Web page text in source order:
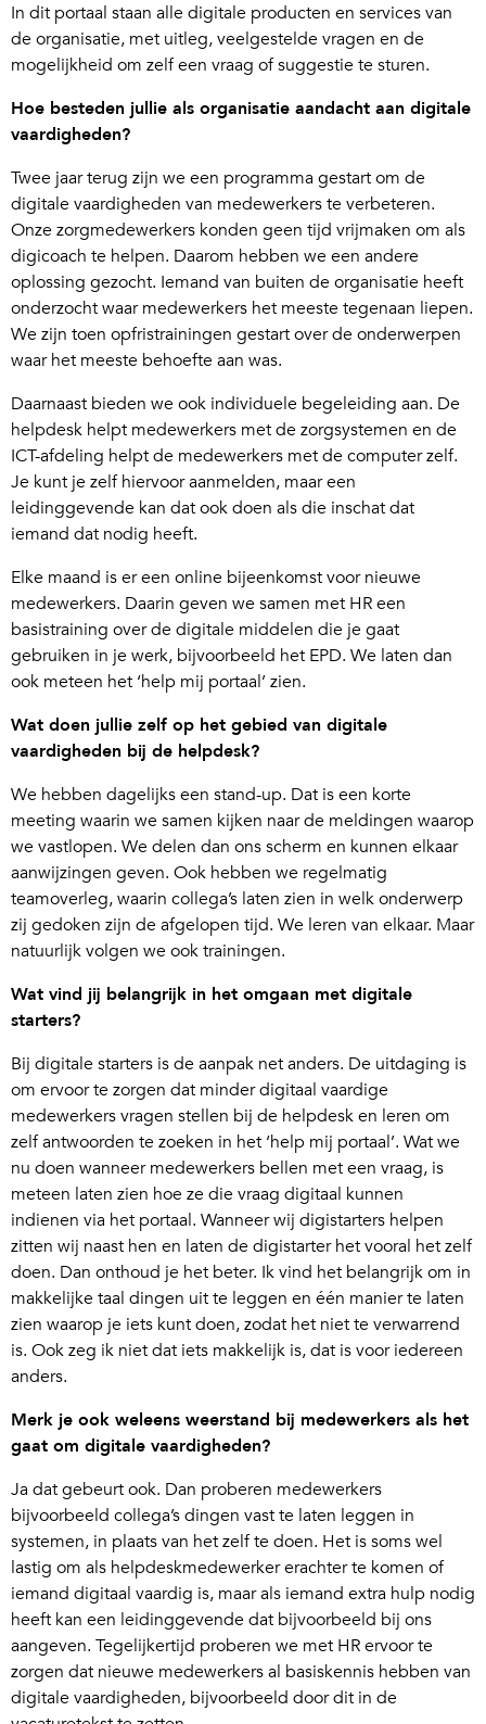
In dit portaal staan alle digitale producten en services van
de organisatie, met uitleg, veelgestelde vragen en de
mogelijkheid om zelf een vraag of suggestie te sturen.
Hoe besteden jullie als organisatie aandacht aan digitale
vaardigheden?
Twee jaar terug zijn we een programma gestart om de
digitale vaardigheden van medewerkers te verbeteren.
Onze zorgmedewerkers konden geen tijd vrijmaken om als
digicoach te helpen. Daarom hebben we een andere
oplossing gezocht. Iemand van buiten de organisatie heeft
onderzocht waar medewerkers het meeste tegenaan liepen.
We zijn toen opfristrainingen gestart over de onderwerpen
waar het meeste behoefte aan was.
Daarnaast bieden we ook individuele begeleiding aan. De
helpdesk helpt medewerkers met de zorgsystemen en de
ICT-afdeling helpt de medewerkers met de computer zelf.
Je kunt je zelf hiervoor aanmelden, maar een
leidinggevende kan dat ook doen als die inschat dat
iemand dat nodig heeft.
Elke maand is er een online bijeenkomst voor nieuwe
medewerkers. Daarin geven we samen met HR een
basistraining over de digitale middelen die je gaat
gebruiken in je werk, bijvoorbeeld het EPD. We laten dan
ook meteen het ‘help mij portaal’ zien.
Wat doen jullie zelf op het gebied van digitale
vaardigheden bij de helpdesk?
We hebben dagelijks een stand-up. Dat is een korte
meeting waarin we samen kijken naar de meldingen waarop
we vastlopen. We delen dan ons scherm en kunnen elkaar
aanwijzingen geven. Ook hebben we regelmatig
teamoverleg, waarin collega’s laten zien in welk onderwerp
zij gedoken zijn de afgelopen tijd. We leren van elkaar. Maar
natuurlijk volgen we ook trainingen.
Wat vind jij belangrijk in het omgaan met digitale
starters?
Bij digitale starters is de aanpak net anders. De uitdaging is
om ervoor te zorgen dat minder digitaal vaardige
medewerkers vragen stellen bij de helpdesk en leren om
zelf antwoorden te zoeken in het ‘help mij portaal’. Wat we
nu doen wanneer medewerkers bellen met een vraag, is
meteen laten zien hoe ze die vraag digitaal kunnen
indienen via het portaal. Wanneer wij digistarters helpen
zitten wij naast hen en laten de digistarter het vooral het zelf
doen. Dan onthoud je het beter. Ik vind het belangrijk om in
makkelijke taal dingen uit te leggen en één manier te laten
zien waarop je iets kunt doen, zodat het niet te verwarrend
is. Ook zeg ik niet dat iets makkelijk is, dat is voor iedereen
anders.
Merk je ook weleens weerstand bij medewerkers als het
gaat om digitale vaardigheden?
Ja dat gebeurt ook. Dan proberen medewerkers
bijvoorbeeld collega’s dingen vast te laten leggen in
systemen, in plaats van het zelf te doen. Het is soms wel
lastig om als helpdeskmedewerker erachter te komen of
iemand digitaal vaardig is, maar als iemand extra hulp nodig
heeft kan een leidinggevende dat bijvoorbeeld bij ons
aangeven. Tegelijkertijd proberen we met HR ervoor te
zorgen dat nieuwe medewerkers al basiskennis hebben van
digitale vaardigheden, bijvoorbeeld door dit in de